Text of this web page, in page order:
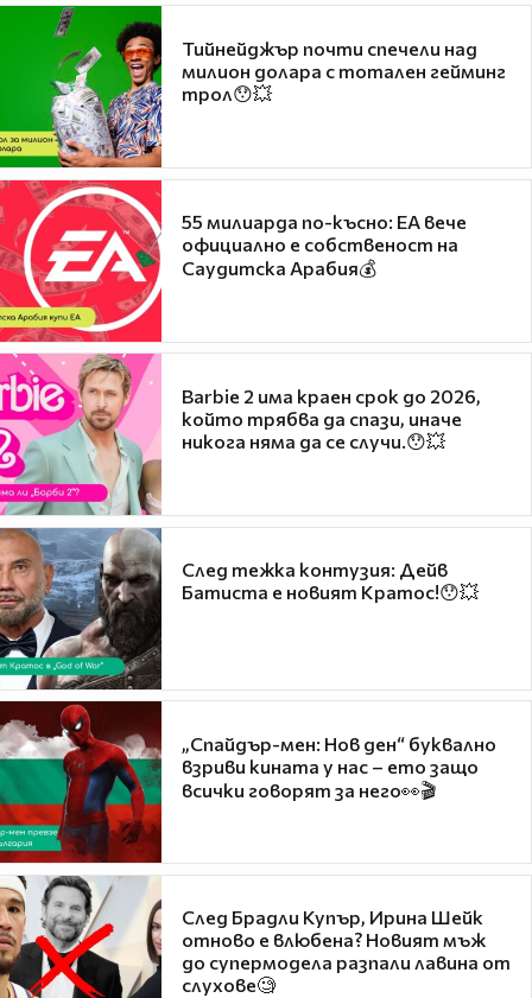
Тийнейджър почти спечели над
милион долара с тотален гейминг
трол😯💥
55 милиарда по-късно: EA вече
официално е собственост на
Саудитска Арабия💰
Barbie 2 има краен срок до 2026,
който трябва да спази, иначе
никога няма да се случи.😯💥
След тежка контузия: Дейв
Батиста е новият Кратос!😯💥
„Спайдър-мен: Нов ден“ буквално
взриви кината у нас – ето защо
всички говорят за него👀🎬
След Брадли Купър, Ирина Шейк
отново е влюбена? Новият мъж
до супермодела разпали лавина от
слухове🧐